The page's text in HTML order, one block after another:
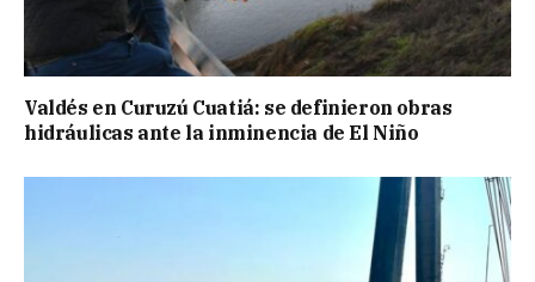
Valdés en Curuzú Cuatiá: se definieron obras
hidráulicas ante la inminencia de El Niño